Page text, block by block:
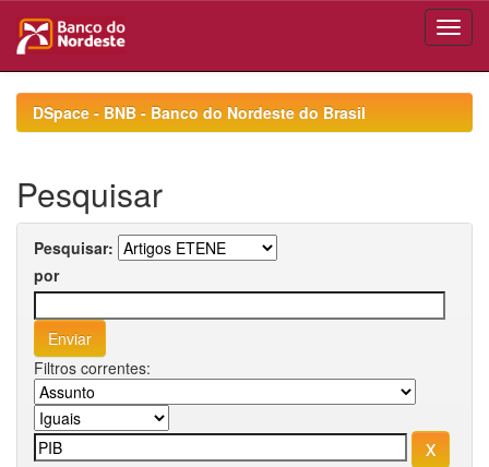
navigationDSpace - BNB - Banco do Nordeste do Brasil
Pesquisar
Pesquisar:
por
Filtros correntes: